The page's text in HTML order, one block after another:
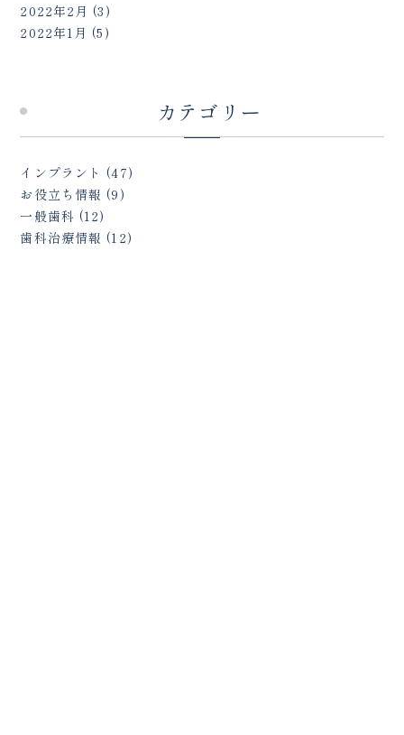
2022年2月 (3)
2022年1月 (5)
カテゴリー
インプラント (47)
お役立ち情報 (9)
一般歯科 (12)
歯科治療情報 (12)